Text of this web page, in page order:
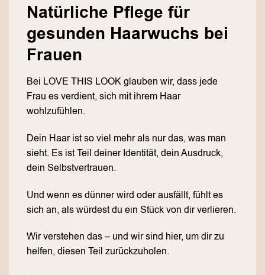
Natürliche Pflege für
gesunden Haarwuchs bei
Frauen
Bei LOVE THIS LOOK glauben wir, dass jede
Frau es verdient, sich mit ihrem Haar
wohlzufühlen.
Dein Haar ist so viel mehr als nur das, was man
sieht. Es ist Teil deiner Identität, dein Ausdruck,
dein Selbstvertrauen.
Und wenn es dünner wird oder ausfällt, fühlt es
sich an, als würdest du ein Stück von dir verlieren.
Wir verstehen das – und wir sind hier, um dir zu
helfen, diesen Teil zurückzuholen.